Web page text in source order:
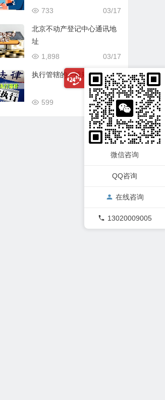
03/17
733
北京不动产登记中心通讯地
址
03/17
1,898
执行管辖的一般规定
03/17
599
微信咨询
QQ咨询
在线咨询
13020009005